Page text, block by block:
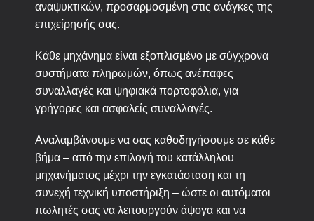
αναψυκτικών, προσαρμοσμένη στις ανάγκες της
επιχείρησής σας.
Κάθε μηχάνημα είναι εξοπλισμένο με σύγχρονα
συστήματα πληρωμών, όπως ανέπαφες
συναλλαγές και ψηφιακά πορτοφόλια, για
γρήγορες και ασφαλείς συναλλαγές.
Αναλαμβάνουμε να σας καθοδηγήσουμε σε κάθε
βήμα – από την επιλογή του κατάλληλου
μηχανήματος μέχρι την εγκατάσταση και τη
συνεχή τεχνική υποστήριξη – ώστε οι αυτόματοι
πωλητές σας να λειτουργούν άψογα και να